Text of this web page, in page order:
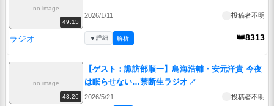
no image
49:15
2026/1/11 投稿者不明
ラジオ 👑8313
▼詳細 解析
no image
43:26
【ゲスト：諏訪部順一】鳥海浩輔・安元洋貴 今夜
は眠らせない…禁断生ラジオ ↗
2026/5/21 投稿者不明